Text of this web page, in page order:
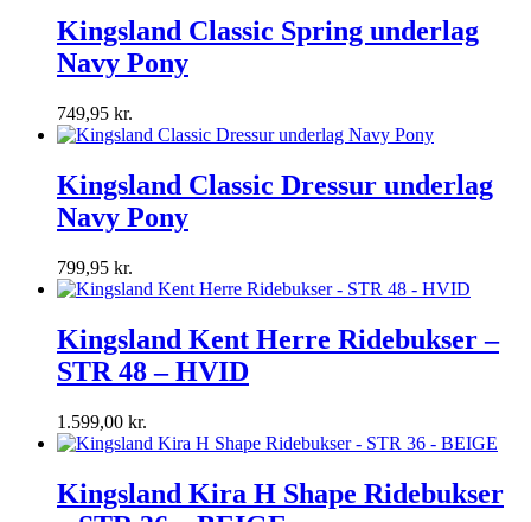
Kingsland Classic Spring underlag
Navy Pony
749,95 kr.
Kingsland Classic Dressur underlag
Navy Pony
799,95 kr.
Kingsland Kent Herre Ridebukser –
STR 48 – HVID
1.599,00 kr.
Kingsland Kira H Shape Ridebukser